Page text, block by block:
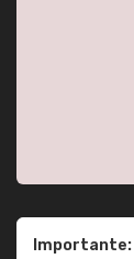
Importante: